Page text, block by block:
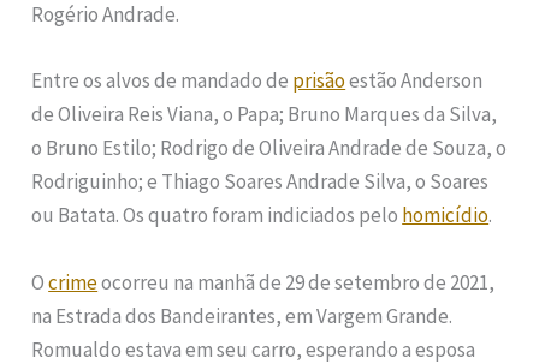
Rogério Andrade.
Entre os alvos de mandado de prisãoestão Anderson
de Oliveira Reis Viana, o Papa; Bruno Marques da Silva,
o Bruno Estilo; Rodrigo de Oliveira Andrade de Souza, o
Rodriguinho; e Thiago Soares Andrade Silva, o Soares
ou Batata. Os quatro foram indiciados pelo homicídio.
Ocrimeocorreu na manhã de 29 de setembro de 2021,
na Estrada dos Bandeirantes, em Vargem Grande.
Romualdo estava em seu carro, esperando a esposa